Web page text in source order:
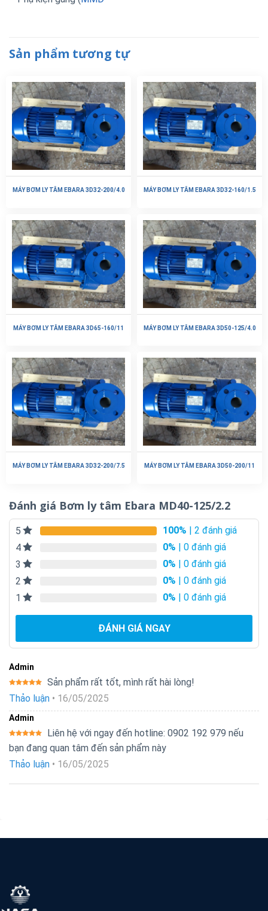
Sản phẩm tương tự
MÁY BƠM LY TÂM EBARA 3D32-200/4.0 MÁY BƠM LY TÂM EBARA 3D32-160/1.5
MÁY BƠM LY TÂM EBARA 3D65-160/11 MÁY BƠM LY TÂM EBARA 3D50-125/4.0
MÁY BƠM LY TÂM EBARA 3D32-200/7.5 MÁY BƠM LY TÂM EBARA 3D50-200/11
Đánh giá Bơm ly tâm Ebara MD40-125/2.2
5 100% | 2 đánh giá
4
0% | 0 đánh giá
3
0% | 0 đánh giá
2
0% | 0 đánh giá
1
0% | 0 đánh giá
ĐÁNH GIÁ NGAY
Admin
hạng5 5
Sản phẩm rất tốt, mình rất hài lòng!
Thảo luận • 16/05/2025
Admin
hạng 5 5
Liên hệ với ngay đến hotline: 0902 192 979 nếu
bạn đang quan tâm đến sản phẩm này
Thảo luận • 16/05/2025